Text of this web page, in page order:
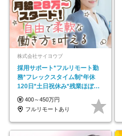
株式会社サイヨウブ
採用サポート*フルリモート勤
務*フレックスタイム制*年休
120日*土日祝休み*残業ほぼな
し*育児中社員8割以上
400～450万円
フルリモートあり